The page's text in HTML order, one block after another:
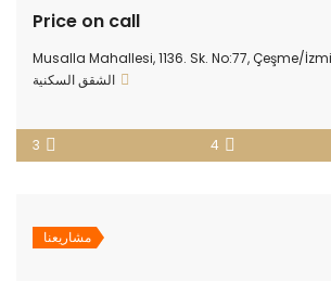
Price on call
Musalla Mahallesi, 1136. Sk. No:77, Çeşme/
الشقق السكنية
4
3
مشاريعنا